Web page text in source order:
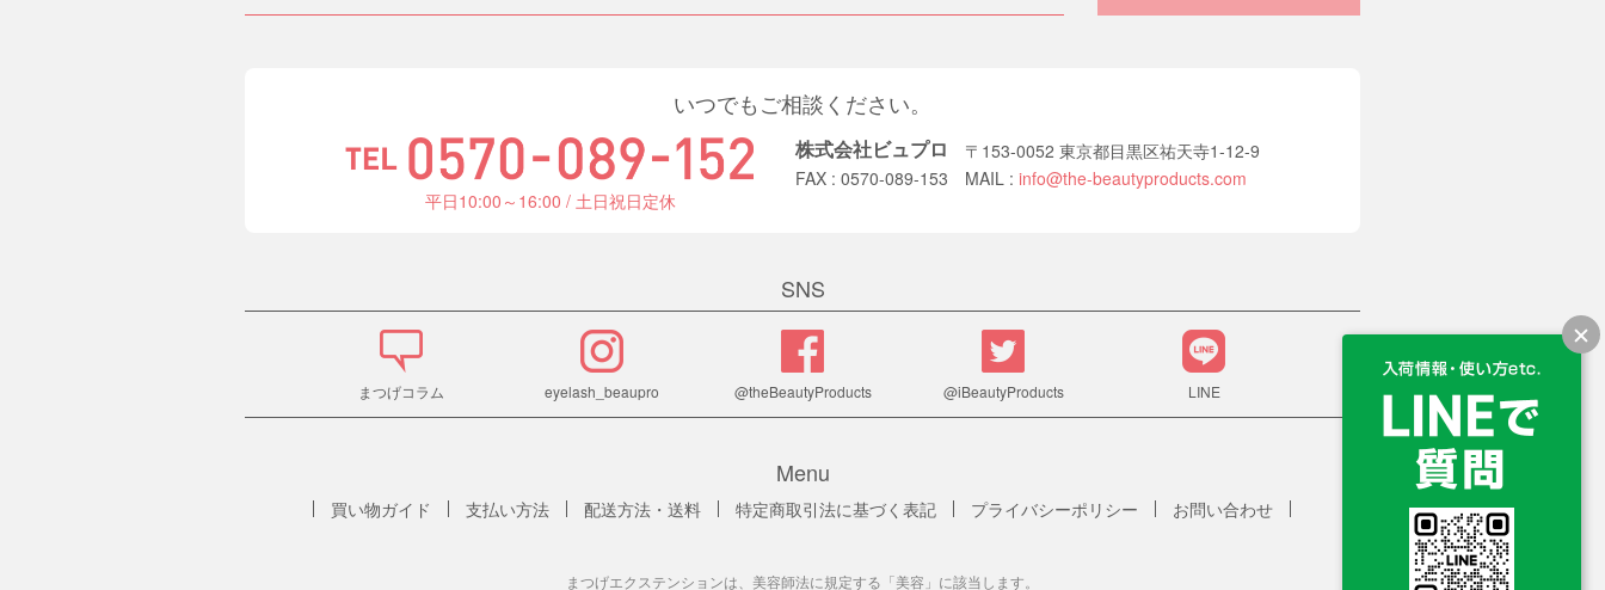
いつでもご相談ください。
平日10:00～16:00 / 土日祝日定休
株式会社ビュプロ
〒153-0052 東京都目黒区祐天寺1-12-9
FAX : 0570-089-153
MAIL : info@the-beautyproducts.com
SNS
まつげコラム eyelash_beaupro @theBeautyProducts @iBeautyProducts LINE
Menu
買い物ガイド 支払い方法 配送方法・送料 特定商取引法に基づく表記 プライバシーポリシー お問い合わせ
まつげエクステンションは、美容師法に規定する「美容」に該当します。